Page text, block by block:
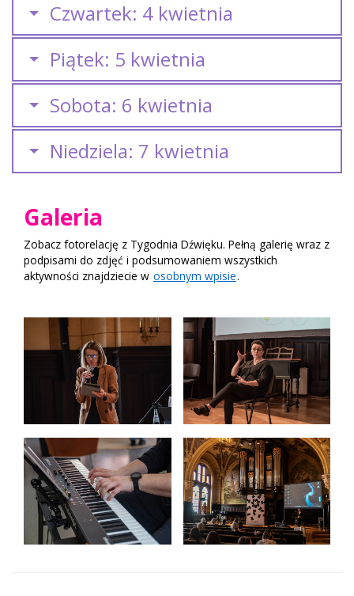
Czwartek: 4 kwietnia
Piątek: 5 kwietnia
Sobota: 6 kwietnia
Niedziela: 7 kwietnia
Galeria
Zobacz fotorelację z Tygodnia Dźwięku. Pełną galerię wraz z
podpisami do zdjęć i podsumowaniem wszystkich
aktywności znajdziecie w osobnym wpisie.